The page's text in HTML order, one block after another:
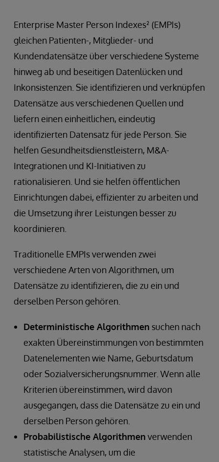
Enterprise Master Person Indexes² (EMPIs)
gleichen Patienten-, Mitglieder- und
Kundendatensätze über verschiedene Systeme
hinweg ab und beseitigen Datenlücken und
Inkonsistenzen. Sie identifizieren und verknüpfen
Datensätze aus verschiedenen Quellen und
liefern einen einheitlichen, eindeutig
identifizierten Datensatz für jede Person. Sie
helfen Gesundheitsdienstleistern, M&A-
Integrationen und KI-Initiativen zu
rationalisieren. Und sie helfen öffentlichen
Einrichtungen dabei, effizienter zu arbeiten und
die Umsetzung ihrer Leistungen besser zu
koordinieren.
Traditionelle EMPIs verwenden zwei
verschiedene Arten von Algorithmen, um
Datensätze zu identifizieren, die zu ein und
derselben Person gehören.
Deterministische Algorithmen suchen nach
exakten Übereinstimmungen von bestimmten
Datenelementen wie Name, Geburtsdatum
oder Sozialversicherungsnummer. Wenn alle
Kriterien übereinstimmen, wird davon
ausgegangen, dass die Datensätze zu ein und
derselben Person gehören.
Probabilistische Algorithmen verwenden
statistische Analysen, um die